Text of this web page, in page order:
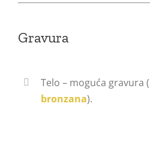
Gravura
Telo – moguća gravura
bronzana).